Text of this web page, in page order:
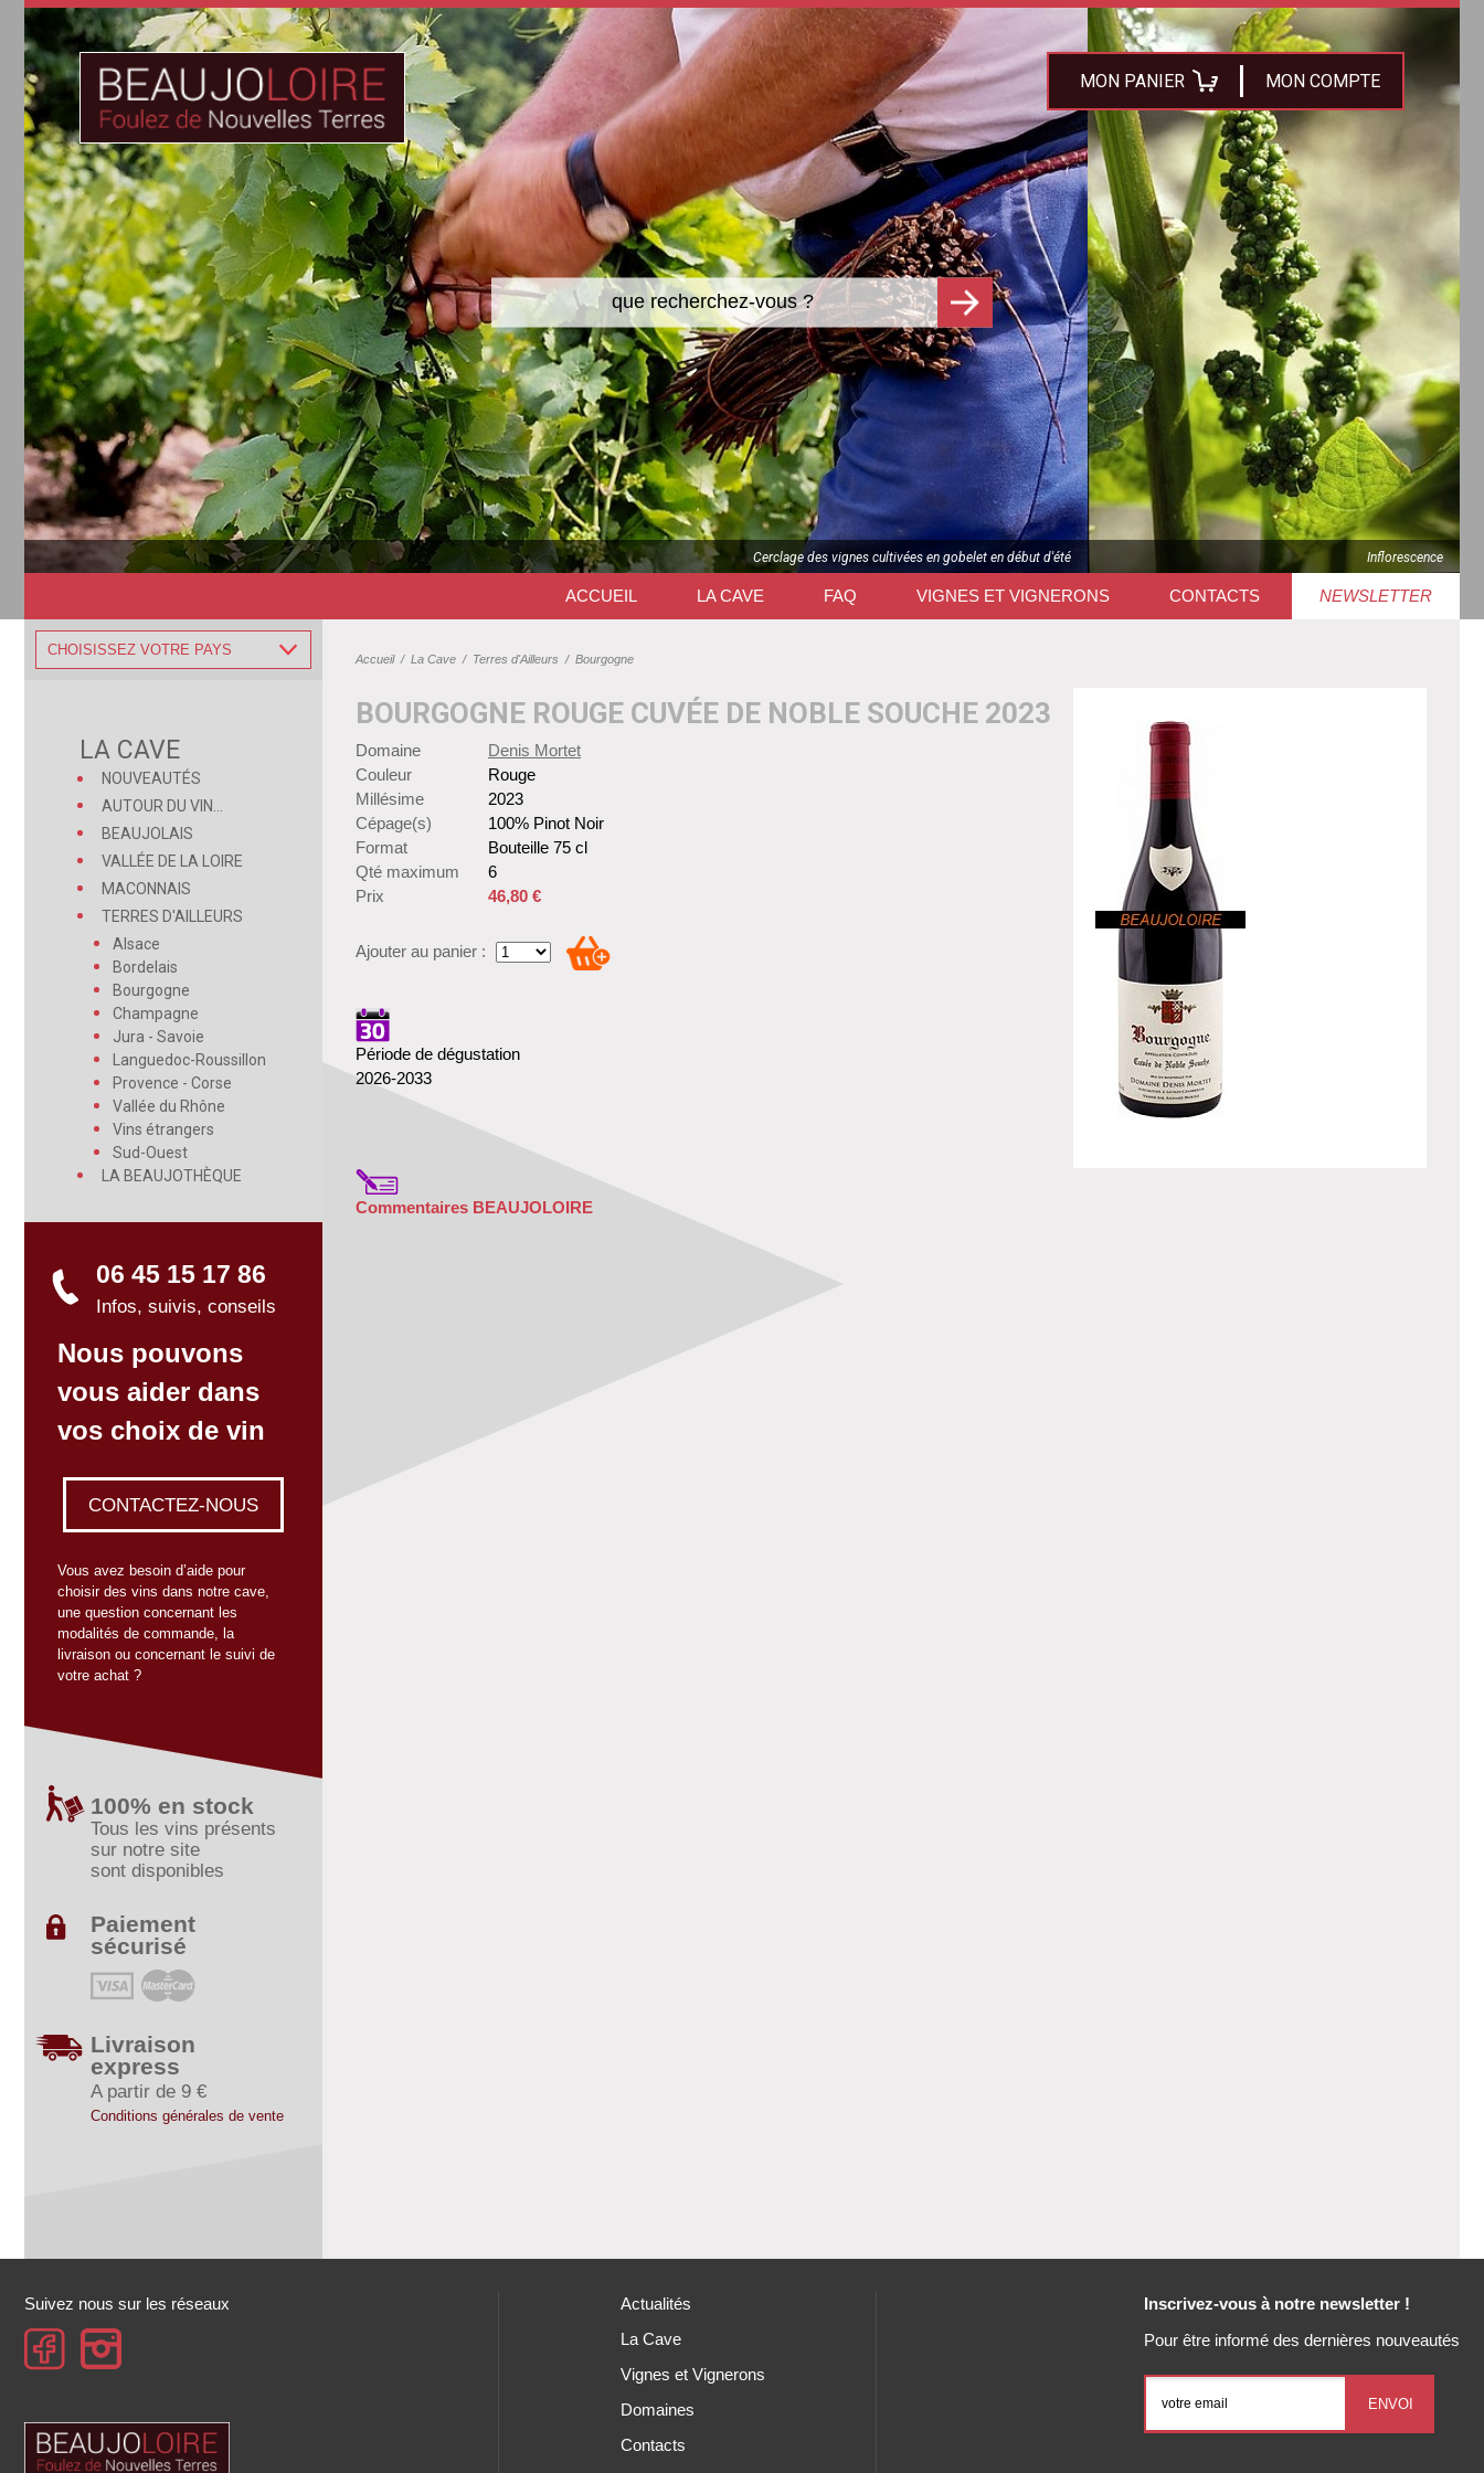
MON PANIER MON COMPTE
Cerclage des vignes cultivées en gobelet en début d'été Inflorescence
ACCUEIL LA CAVE FAQ VIGNES ET VIGNERONS CONTACTS NEWSLETTER
CHOISISSEZ VOTRE PAYS
LA CAVE
NOUVEAUTÉS
AUTOUR DU VIN...
BEAUJOLAIS
VALLÉE DE LA LOIRE
MACONNAIS
TERRES D'AILLEURS
Alsace
Bordelais
Bourgogne
Champagne
Jura - Savoie
Languedoc-Roussillon
Provence - Corse
Vallée du Rhône
Vins étrangers
Sud-Ouest
LA BEAUJOTHÈQUE
06 45 15 17 86
Infos, suivis, conseils
Nous pouvons
vous aider dans
vos choix de vin
CONTACTEZ-NOUS
Vous avez besoin d’aide pour
choisir des vins dans notre cave,
une question concernant les
modalités de commande, la
livraison ou concernant le suivi de
votre achat ?
100% en stock
Tous les vins présents
sur notre site
sont disponibles
Paiement
sécurisé
Livraison
express
A partir de 9 €
Conditions générales de vente
Accueil/ La Cave / Terres d'Ailleurs / Bourgogne
BOURGOGNE ROUGE CUVÉE DE NOBLE SOUCHE 2023
Domaine
Denis Mortet
Couleur
Rouge
Millésime
2023
Cépage(s)
100% Pinot Noir
Format
Bouteille 75 cl
Qté maximum
6
Prix
46,80 €
Ajouter au panier :
Période de dégustation
2026-2033
Commentaires BEAUJOLOIRE
Actualités
La Cave
Vignes et Vignerons
Domaines
Contacts
Suivez nous sur les réseaux
Inscrivez-vous à notre newsletter !
Pour être informé des dernières nouveautés